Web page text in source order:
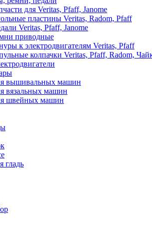
для Veritas, Pfaff, Janome
пластины Veritas, Radom, Pfaff
Veritas, Pfaff, Janome
приводные
к электродвигателям Veritas, Pfaff
колпачки Veritas, Pfaff, Radom,
вышивальных машин
вязальных машин
швейных машин
гладь